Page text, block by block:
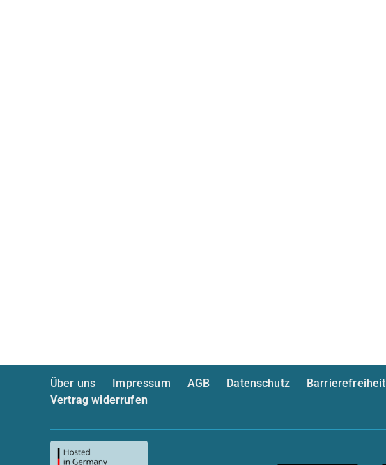
Über uns Impressum AGB Datenschutz Barrierefreiheit
Vertrag widerrufen